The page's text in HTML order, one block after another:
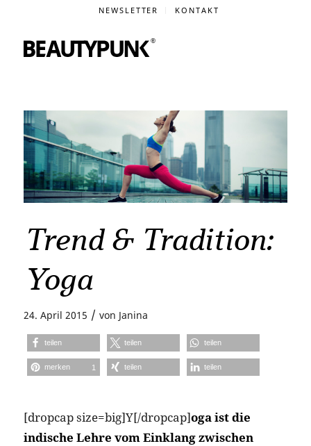
NEWSLETTER KONTAKT
Trend & Tradition:
Yoga
24. April 2015 / von Janina
teilen teilen teilen
merken 1 teilen teilen
[dropcap size=big]Y[/dropcap]oga ist die
indische Lehre vom Einklang zwischen